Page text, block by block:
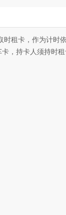
租卡，作为计
，持卡人须持时